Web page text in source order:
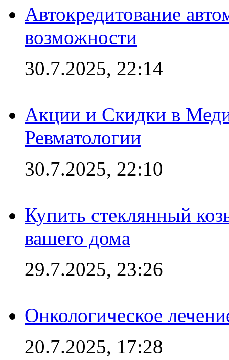
Автокредитование
возможности
30.7.2025, 22:14
Акции и Скидки в
Ревматологии
30.7.2025, 22:10
Купить стеклянный
вашего дома
29.7.2025, 23:26
Онкологическое
20.7.2025, 17:28